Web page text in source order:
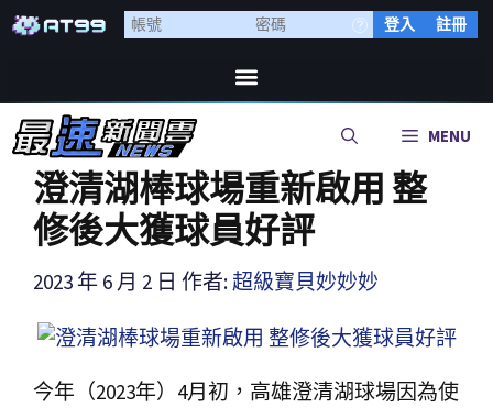
登入 註冊
MENU
澄清湖棒球場重新啟用 整
修後大獲球員好評
2023 年 6 月 2 日 作者: 超級寶貝妙妙妙
今年（2023年）4月初，高雄澄清湖球場因為使